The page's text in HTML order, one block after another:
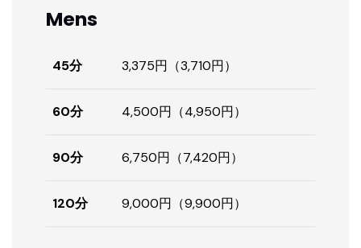
Mens
45分 3,375円（3,710円）
60分 4,500円（4,950円）
90分 6,750円（7,420円）
120分 9,000円（9,900円）